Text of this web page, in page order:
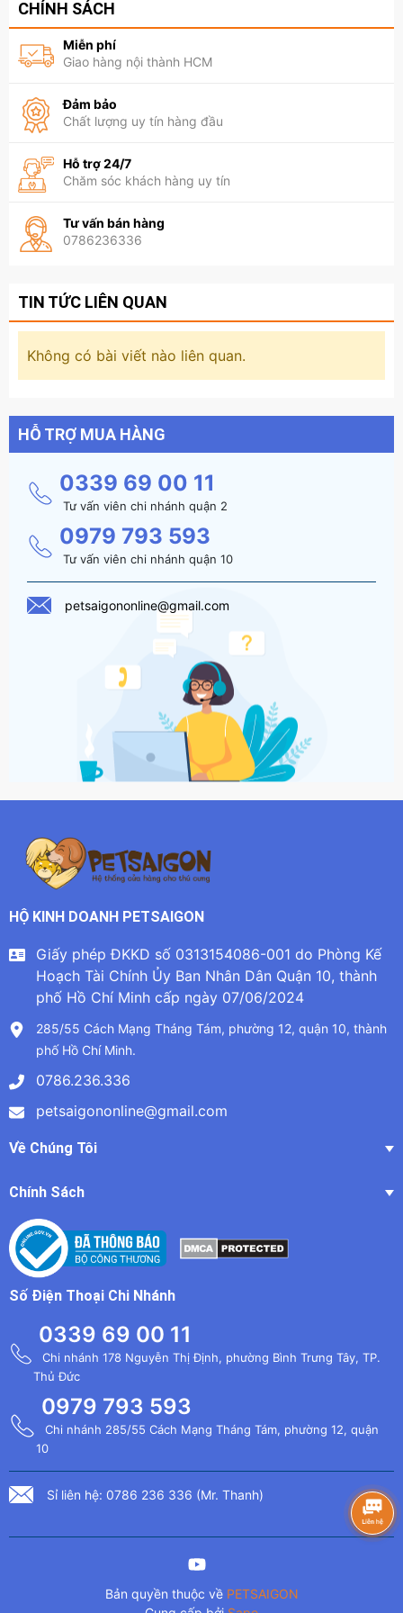
CHÍNH SÁCH
Miễn phí
Giao hàng nội thành HCM
Đảm bảo
Chất lượng uy tín hàng đầu
Hỗ trợ 24/7
Chăm sóc khách hàng uy tín
Tư vấn bán hàng
0786236336
TIN TỨC LIÊN QUAN
Không có bài viết nào liên quan.
HỖ TRỢ MUA HÀNG
0339 69 00 11
Tư vấn viên chi nhánh quận 2
0979 793 593
Tư vấn viên chi nhánh quận 10
petsaigononline@gmail.com
HỘ KINH DOANH PETSAIGON
Giấy phép ĐKKD số 0313154086-001 do Phòng Kế
Hoạch Tài Chính Ủy Ban Nhân Dân Quận 10, thành
phố Hồ Chí Minh cấp ngày 07/06/2024
285/55 Cách Mạng Tháng Tám, phường 12, quận 10, thành
phố Hồ Chí Minh.
0786.236.336
petsaigononline@gmail.com
Về Chúng Tôi
Chính Sách
Số Điện Thoại Chi Nhánh
0339 69 00 11
Chi nhánh 178 Nguyễn Thị Định, phường Bình Trưng Tây, TP.
Thủ Đức
0979 793 593
Chi nhánh 285/55 Cách Mạng Tháng Tám, phường 12, quận
10
Sỉ liên hệ: 0786 236 336 (Mr. Thanh)
Bản quyền thuộc về PETSAIGON